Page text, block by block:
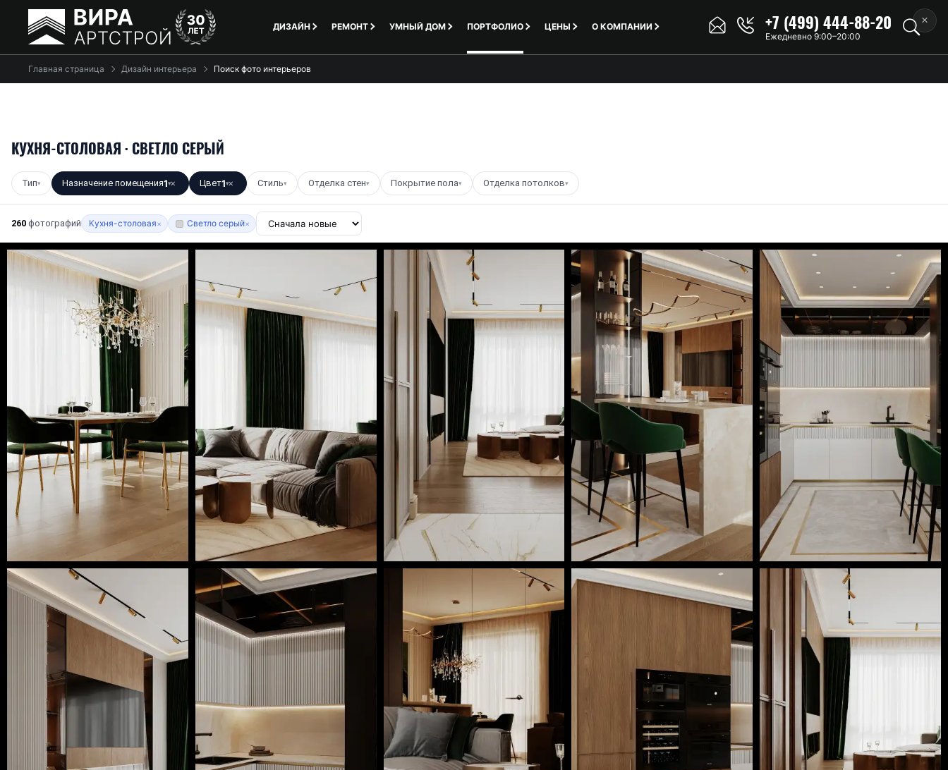
ДИЗАЙН РЕМОНТ УМНЫЙ ДОМ ПОРТФОЛИО ЦЕНЫ О КОМПАНИИ +7 (499) 444-88-20
Ежедневно 9:00–20:00
Главная страница Дизайн интерьера Поиск фото интерьеров
КУХНЯ-СТОЛОВАЯ · СВЕТЛО СЕРЫЙ
Тип▾ Назначение помещения1▾✕ Цвет1▾✕ Стиль▾ Отделка стен▾ Покрытие пола▾ Отделка потолков▾
260 фотографий Кухня-столовая× Светло серый×
×